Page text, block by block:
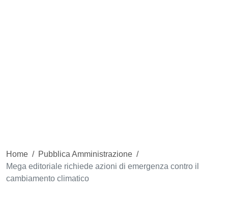
Home / Pubblica Amministrazione /
Mega editoriale richiede azioni di emergenza contro il
cambiamento climatico